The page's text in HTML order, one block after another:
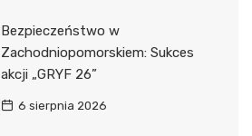
Bezpieczeństwo w
Zachodniopomorskiem: Sukces
akcji „GRYF 26”
6 sierpnia 2026